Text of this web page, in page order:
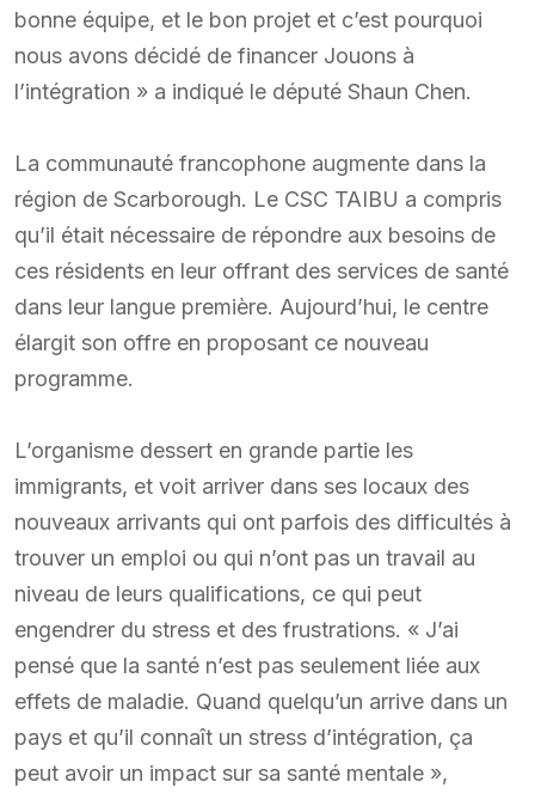
bonne équipe, et le bon projet et c’est pourquoi
nous avons décidé de financer Jouons à
l’intégration » a indiqué le député Shaun Chen.
La communauté francophone augmente dans la
région de Scarborough. Le CSC TAIBU a compris
qu’il était nécessaire de répondre aux besoins de
ces résidents en leur offrant des services de santé
dans leur langue première. Aujourd’hui, le centre
élargit son offre en proposant ce nouveau
programme.
L’organisme dessert en grande partie les
immigrants, et voit arriver dans ses locaux des
nouveaux arrivants qui ont parfois des difficultés à
trouver un emploi ou qui n’ont pas un travail au
niveau de leurs qualifications, ce qui peut
engendrer du stress et des frustrations. « J’ai
pensé que la santé n’est pas seulement liée aux
effets de maladie. Quand quelqu’un arrive dans un
pays et qu’il connaît un stress d’intégration, ça
peut avoir un impact sur sa santé mentale »,